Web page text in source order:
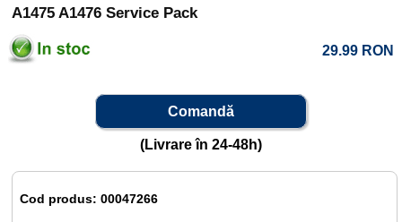
A1475 A1476 Service Pack
29.99 RON
Comandă
(Livrare în 24-48h)
Cod produs: 00047266